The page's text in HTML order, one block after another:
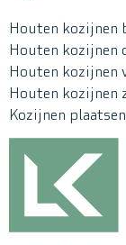
Houten kozijnen
Houten kozijnen
Houten kozijnen
Houten kozijnen
Kozijnen plaatsen